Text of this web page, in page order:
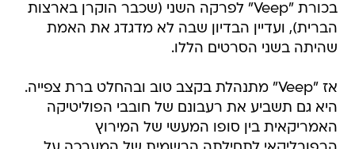
בכורת "Veep" לפרקה השני (שכבר הוקרן בארצות
הברית), ועדיין הבדיון שבה לא מדגדג את האמת
שהיתה בשני הסרטים הללו.
אז "Veep" מתנהלת בקצב טוב ובהחלט ברת צפייה.
היא גם תשביע את רעבונם של חובבי הפוליטיקה
האמריקאית בין סופו המעשי של המירוץ